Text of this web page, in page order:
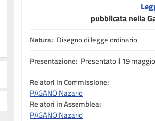
pubblicata nella
Natura: Disegno di legge ordinario
Presentazione: Presentato il 19
Relatori in Commissione:
PAGANO Nazario
Relatori in Assemblea:
PAGANO Nazario